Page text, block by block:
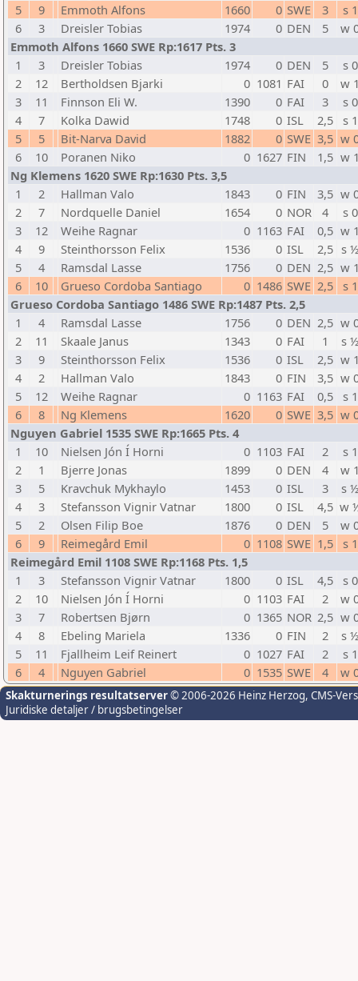
5
9 Emmoth Alfons 1660 0 SWE 3
s 1
6
3 Dreisler Tobias 1974 0 DEN 5
w
Emmoth Alfons 1660 SWE Rp:1617 Pts. 3
1
3 Dreisler Tobias 1974 0 DEN 5
s 0
2
12 Bertholdsen Bjarki 0 1081 FAI 0
w
3
11 Finnson Eli W. 1390 0 FAI 3
s 0
4
7 Kolka Dawid 1748 0 ISL 2,5 s 1
5
5 Bit-Narva David 1882 0 SWE 3,5 w
6
10 Poranen Niko 0 1627 FIN 1,5 w
Ng Klemens 1620 SWE Rp:1630 Pts. 3,5
1
2 Hallman Valo 1843 0 FIN 3,5 w
2
7 Nordquelle Daniel 1654 0 NOR 4
s 0
3
12 Weihe Ragnar 0 1163 FAI 0,5 w
4
9 Steinthorsson Felix 1536 0 ISL 2,5 s
5
4 Ramsdal Lasse 1756 0 DEN 2,5 w
6
10 Grueso Cordoba Santiago 0 1486 SWE 2,5 s 1
Grueso Cordoba Santiago 1486 SWE Rp:1487 Pts. 2,5
1
4 Ramsdal Lasse 1756 0 DEN 2,5 w
2
11 Skaale Janus 1343 0 FAI 1
s
3
9 Steinthorsson Felix 1536 0 ISL 2,5 w
4
2 Hallman Valo 1843 0 FIN 3,5 w
5
12 Weihe Ragnar 0 1163 FAI 0,5
s 1
6
8 Ng Klemens 1620 0 SWE 3,5 w
Nguyen Gabriel 1535 SWE Rp:1665 Pts. 4
1
10 Nielsen Jón Í Horni 0 1103 FAI 2
s 1
2
1 Bjerre Jonas 1899 0 DEN 4
w
3
5 Kravchuk Mykhaylo 1453 0 ISL 3
s
4
3 Stefansson Vignir Vatnar 1800 0 ISL 4,5 w
5
2 Olsen Filip Boe 1876 0 DEN 5
w
6
9 Reimegård Emil 0 1108 SWE 1,5 s 1
Reimegård Emil 1108 SWE Rp:1168 Pts. 1,5
1
3 Stefansson Vignir Vatnar 1800 0 ISL 4,5
s 0
2
10 Nielsen Jón Í Horni 0 1103 FAI 2
w
3
7 Robertsen Bjørn 0 1365 NOR 2,5 w
4
8 Ebeling Mariela 1336 0 FIN 2
s
5
11 Fjallheim Leif Reinert 0 1027 FAI 2
s 1
6
4 Nguyen Gabriel 0 1535 SWE 4 w
Skakturnerings resultatserver© 2006-2026 Heinz Herzog, CMS-
Juridiske detaljer / brugsbetingelser